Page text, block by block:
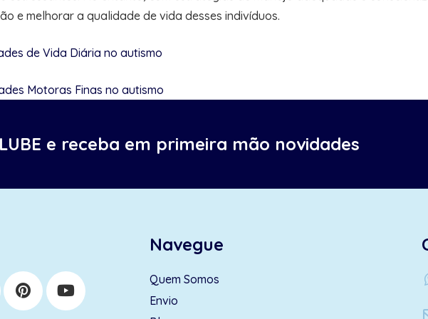
e melhorar a qualidade de vida desses indivíduos.
de Vida Diária no autismo
Motoras Finas no autismo
e receba em primeira mão novidades
Navegue
Quem Somos
Envio